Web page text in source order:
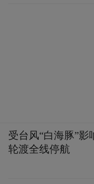
受台风“白海豚”影
轮渡全线停航